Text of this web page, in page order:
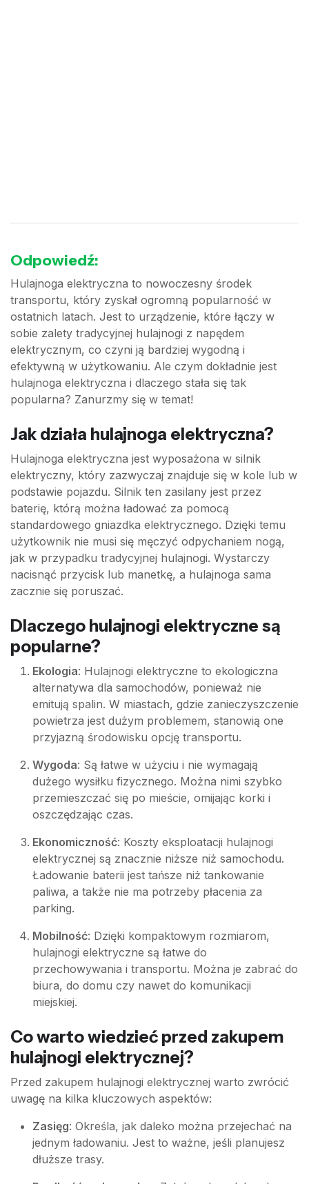
Odpowiedź:
Hulajnoga elektryczna to nowoczesny środek
transportu, który zyskał ogromną popularność w
ostatnich latach. Jest to urządzenie, które łączy w
sobie zalety tradycyjnej hulajnogi z napędem
elektrycznym, co czyni ją bardziej wygodną i
efektywną w użytkowaniu. Ale czym dokładnie jest
hulajnoga elektryczna i dlaczego stała się tak
popularna? Zanurzmy się w temat!
Jak działa hulajnoga elektryczna?
Hulajnoga elektryczna jest wyposażona w silnik
elektryczny, który zazwyczaj znajduje się w kole lub w
podstawie pojazdu. Silnik ten zasilany jest przez
baterię, którą można ładować za pomocą
standardowego gniazdka elektrycznego. Dzięki temu
użytkownik nie musi się męczyć odpychaniem nogą,
jak w przypadku tradycyjnej hulajnogi. Wystarczy
nacisnąć przycisk lub manetkę, a hulajnoga sama
zacznie się poruszać.
Dlaczego hulajnogi elektryczne są
popularne?
Ekologia: Hulajnogi elektryczne to ekologiczna
alternatywa dla samochodów, ponieważ nie
emitują spalin. W miastach, gdzie zanieczyszczenie
powietrza jest dużym problemem, stanowią one
przyjazną środowisku opcję transportu.
Wygoda: Są łatwe w użyciu i nie wymagają
dużego wysiłku fizycznego. Można nimi szybko
przemieszczać się po mieście, omijając korki i
oszczędzając czas.
Ekonomiczność: Koszty eksploatacji hulajnogi
elektrycznej są znacznie niższe niż samochodu.
Ładowanie baterii jest tańsze niż tankowanie
paliwa, a także nie ma potrzeby płacenia za
parking.
Mobilność: Dzięki kompaktowym rozmiarom,
hulajnogi elektryczne są łatwe do
przechowywania i transportu. Można je zabrać do
biura, do domu czy nawet do komunikacji
miejskiej.
Co warto wiedzieć przed zakupem
hulajnogi elektrycznej?
Przed zakupem hulajnogi elektrycznej warto zwrócić
uwagę na kilka kluczowych aspektów:
Zasięg: Określa, jak daleko można przejechać na
jednym ładowaniu. Jest to ważne, jeśli planujesz
dłuższe trasy.